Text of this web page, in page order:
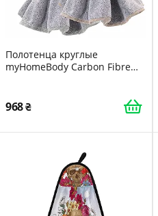
Полотенца круглые
myHomeBody Carbon Fibre
968